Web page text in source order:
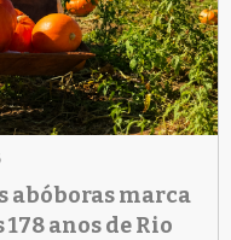
abóboras marca
anos de Rio